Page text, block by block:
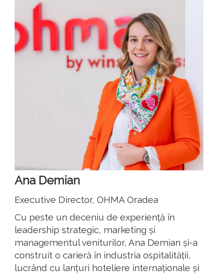
Ana Demian
Executive Director, OHMA Oradea
Cu peste un deceniu de experiență în
leadership strategic, marketing și
managementul veniturilor, Ana Demian și-a
construit o carieră în industria ospitalității,
lucrând cu lanțuri hoteliere internaționale și